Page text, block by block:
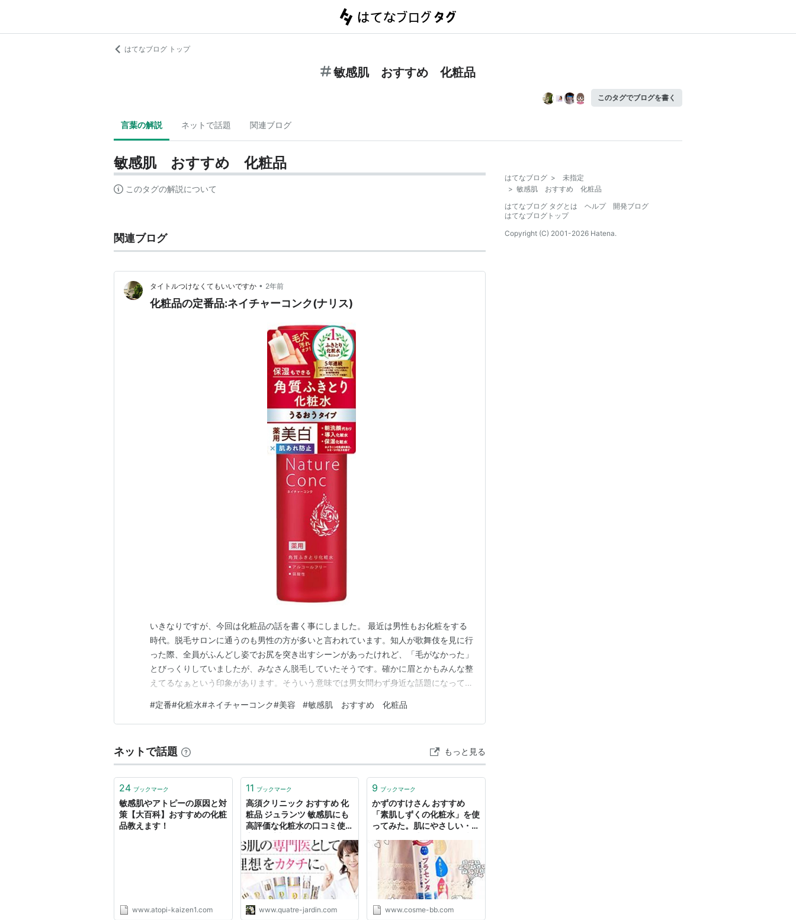
はてなブログ トップ
敏感肌 おすすめ 化粧品
このタグでブログを書く
言葉の解説 ネットで話題 関連ブログ
敏感肌 おすすめ 化粧品
このタグの解説について
関連ブログ
タイトルつけなくてもいいですか • 2年前
化粧品の定番品:ネイチャーコンク(ナリス)
いきなりですが、今回は化粧品の話を書く事にしました。 最近は男性もお化粧をする
時代。脱毛サロンに通うのも男性の方が多いと言われています。知人が歌舞伎を見に行
った際、全員がふんどし姿でお尻を突き出すシーンがあったけれど、「毛がなかった」
とびっくりしていましたが、みなさん脱毛していたそうです。確かに眉とかもみんな整
えてるなぁという印象があります。そういう意味では男女問わず身近な話題になってい
品が毎年出ては消える業界ではありますが、お店には定番品と言われるものが多数置い
てあります。化粧水だとへちまとか、最近リニューアルし…
#定番#化粧水#ネイチャーコンク#美容 #敏感肌 おすすめ 化粧品
ネットで話題 もっと見る
24 ブックマーク
敏感肌やアトピーの原因と対
策【大百科】おすすめの化粧
品教えます！
www.atopi-kaizen1.com
11 ブックマーク
高須クリニック おすすめ 化
粧品 ジュランツ 敏感肌にも
高評価な化粧水の口コミ使い
QUATRE（キャトル）の庭
www.quatre-jardin.com
9 ブックマーク
かずのすけさん おすすめ
「素肌しずくの化粧水」を使
ってみた。肌にやさしい・低
とアンチエイジング美容
www.cosme-bb.com
はてなブログ >
未指定
> 敏感肌 おすすめ 化粧品
はてなブログ タグとは
ヘルプ
開発ブログ
はてなブログトップ
Copyright (C) 2001-2026 Hatena.